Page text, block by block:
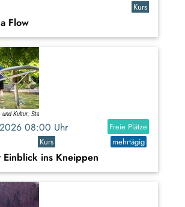
Kurs
Flow
08:00 Uhr
Freie Plätze
Kurs mehrtägig
Einblick ins Kneippen